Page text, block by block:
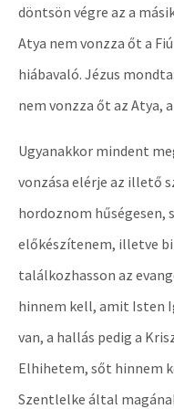
döntsön végre az a
Atya nem vonzza őt a
hiábavaló. Jézus
nem vonzza őt az Atya,
Ugyanakkor mindent
vonzása elérje az illető
hordoznom hűségesen,
előkészítenem, illetve
találkozhasson az
hinnem kell, amit Isten
van, a hallás pedig a
Elhihetem, sőt hinnem
Szentlelke által